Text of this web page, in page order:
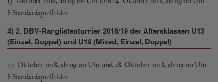
8 Standardspielfelder
4) 2. DBV-Ranglistenturnier 2018/19 der Altersklassen U13
(Einzel, Doppel) und U19 (Mixed, Einzel, Doppel)
27. Oktober 2018, ab 09.00 Uhr und 28. Oktober 2018, ab 09.00 Uhr
8 Standardspielfelder